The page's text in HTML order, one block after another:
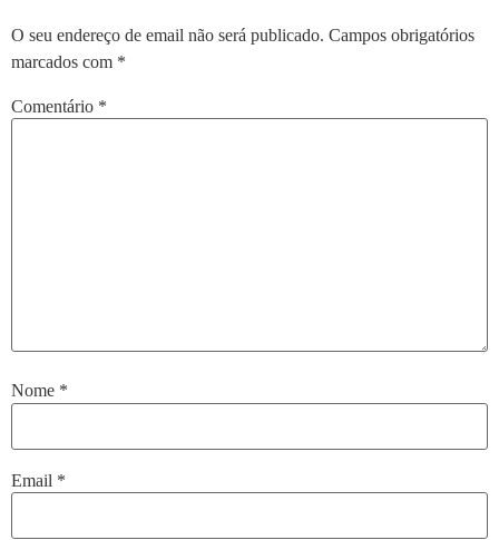
O seu endereço de email não será publicado. Campos obrigatórios
marcados com *
Comentário *
Nome *
Email *